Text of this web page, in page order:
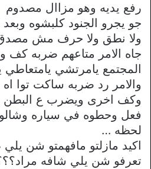
رفع يديه وهو مزاال مصدوم
جو يجرو الجنود كلبشوه
ولا نطق ولا حرف مش
جاه الامر متاعهم ضربه كف
المجتمع يامرتشي
والامر رد ضربه ساكت توا
وكف اخرى ويضرب ع البطن
فعل وحطوه في سياره
لحظه …
اكيد مازلتو مافهمتو شن
تعرفو شن يلي شافه